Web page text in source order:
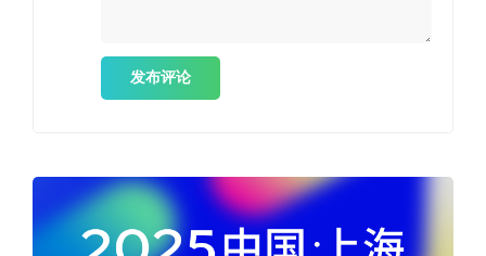
发布评论